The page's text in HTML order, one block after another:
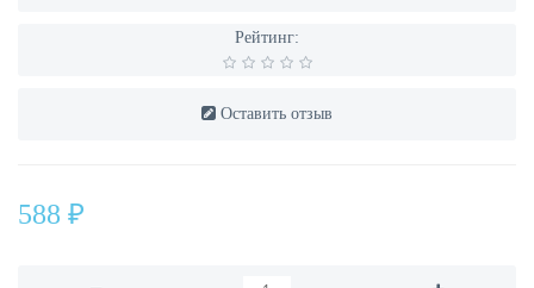
Рейтинг:
Оставить отзыв
588 ₽